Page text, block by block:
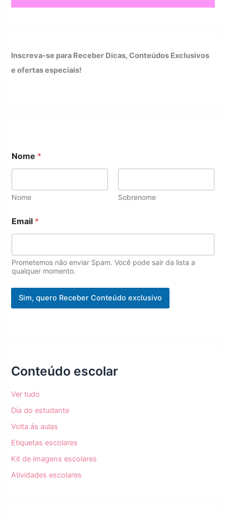
Inscreva-se para Receber Dicas, Conteúdos Exclusivos
e ofertas especiais!
o
m
E
i
l
Nome *
Nome Sobrenome
Email *
Prometemos não enviar Spam. Você pode sair da lista a
qualquer momento.
Sim, quero Receber Conteúdo exclusivo
Conteúdo escolar
Ver tudo
Dia do estudante
Volta ás aulas
Etiquetas escolares
Kit de imagens escolares
Atividades escolares